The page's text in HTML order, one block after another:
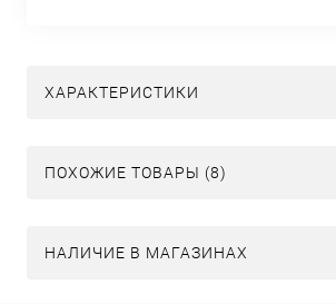
ХАРАКТЕРИСТИКИ
ПОХОЖИЕ ТОВАРЫ (8)
НАЛИЧИЕ В МАГАЗИНАХ